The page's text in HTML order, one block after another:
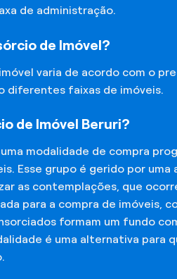
de administração.
de Imóvel?
varia de acordo com o
diferentes faixas de imóveis.
de Imóvel Beruri?
modalidade de compra
Esse grupo é gerido por
as contemplações, que
para a compra de imóveis,
formam um fundo
é uma alternativa para